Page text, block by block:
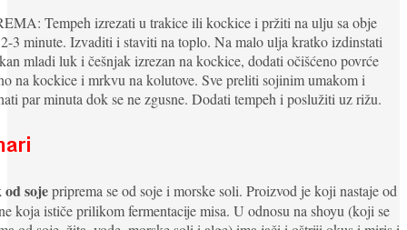
Tempeh izrezati u trakice ili kockice i pržiti na ulju sa obje
3 minute. Izvaditi i staviti na toplo. Na malo ulja kratko izdinstati
mladi luk i češnjak izrezan na kockice, dodati očišćeno povrće
na kockice i mrkvu na kolutove. Sve preliti sojinim umakom i
par minuta dok se ne zgusne. Dodati tempeh i poslužiti uz rižu.
sojepriprema se od soje i morske soli. Proizvod je koji nastaje od
koja ističe prilikom fermentacije misa. U odnosu na shoyu (koji se